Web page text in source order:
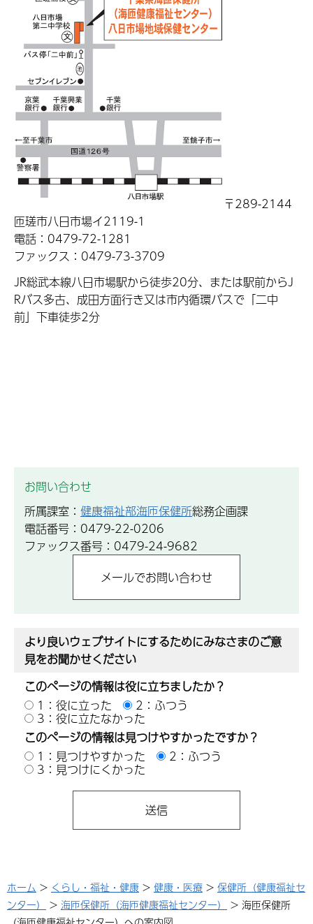
〒289-2144
匝瑳市八日市場イ2119-1
電話：0479-72-1281
ファックス：0479-73-3709
JR総武本線八日市場駅から徒歩20分、または駅前からJ
Rバス多古、成田方面行き又は市内循環バスで「二中
前」下車徒歩2分
お問い合わせ
所属課室： 健康福祉部海匝保健所総務企画課
電話番号：0479-22-0206
ファックス番号：0479-24-9682
より良いウェブサイトにするためにみなさまのご意
見をお聞かせください
このページの情報は役に立ちましたか？
1：役に立った
2：ふつう
3：役に立たなかった
このページの情報は見つけやすかったですか？
1：見つけやすかった
2：ふつう
3：見つけにくかった
ホーム > くらし・福祉・健康 > 健康・医療 > 保健所（健康福祉セ
ンター）
> 海匝保健所（海匝健康福祉センター）
> 海匝保健所